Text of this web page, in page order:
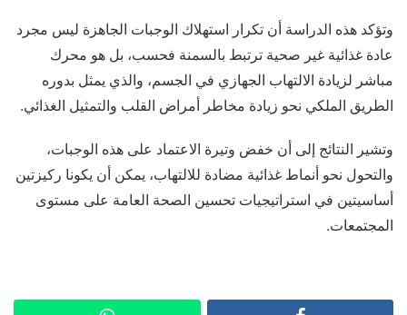
وتؤكد هذه الدراسة أن تكرار استهلاك الوجبات الجاهزة ليس مجرد
عادة غذائية غير صحية ترتبط بالسمنة فحسب، بل هو محرك
مباشر لزيادة الالتهاب الجهازي في الجسم، والذي يمثل بدوره
الطريق الملكي نحو زيادة مخاطر أمراض القلب والتمثيل الغذائي.
وتشير النتائج إلى أن خفض وتيرة الاعتماد على هذه الوجبات،
والتحول نحو أنماط غذائية مضادة للالتهاب، يمكن أن يكونا ركيزتين
أساسيتين في استراتيجيات تحسين الصحة العامة على مستوى
المجتمعات.